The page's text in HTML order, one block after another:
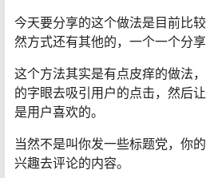
今天要分享的这个做法是目前比
然方式还有其他的，一个一个分享
这个方法其实是有点皮痒的做法
的字眼去吸引用户的点击，然后
是用户喜欢的。
当然不是叫你发一些标题党，你
兴趣去评论的内容。